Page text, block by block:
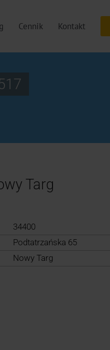
Cennik Kontakt
Targ
34400
Podtatrzańska 65
Nowy Targ